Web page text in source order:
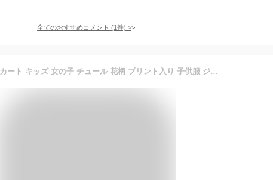
全てのおすすめコメント (1件) >
キュロット スカート キッズ 女の子 チュール 花柄 プリント入り 子供服 ジュニア服 サックス/ラベンダー 身長100/110/120/130cm ニッセン nissen